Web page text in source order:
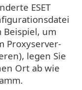
ESET
Beispiel, um
Proxyserver-
legen Sie
Ort ab wie